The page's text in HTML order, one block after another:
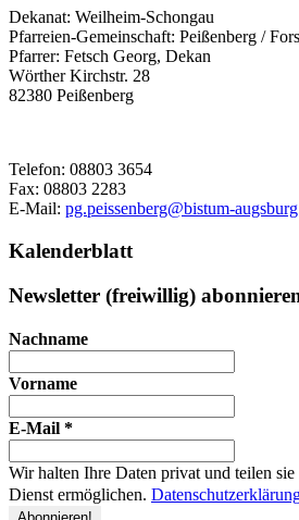
Dekanat: Weilheim-Schongau
Pfarreien-Gemeinschaft: Peißenberg /
Pfarrer: Fetsch Georg, Dekan
Wörther Kirchstr. 28
82380 Peißenberg
Telefon: 08803 3654
Fax: 08803 2283
E-Mail: pg.peissenberg@bistum-
Kalenderblatt
Newsletter (freiwillig)
Nachname
Vorname
E-Mail *
Wir halten Ihre Daten privat und teilen
Dienst ermöglichen.